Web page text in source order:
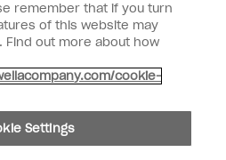
LLC. Alle Rechte vorbehalten.
remember that if you turn
of this website may
Find out more about how
cookie-
Settings